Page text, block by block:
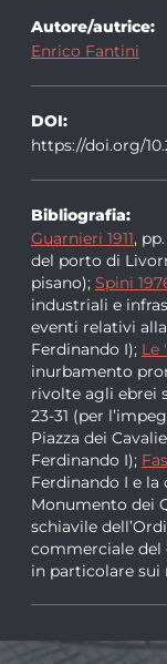
Autore/autrice:
Enrico Fantini
DOI:
https://doi.org/
Bibliografia:
Guarnieri 1911,
del porto di
pisano); Spini
industriali e
eventi relativi
Ferdinando I); Le
inurbamento
rivolte agli ebrei
23-31 (per
Piazza dei
Ferdinando I);
Ferdinando I e la
Monumento dei
schiavile
commerciale del
in particolare sui